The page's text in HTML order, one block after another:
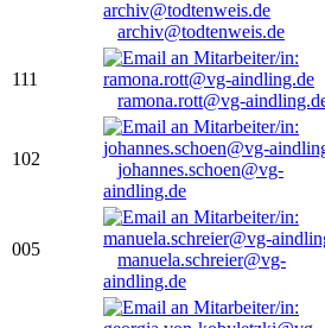
archiv@todtenweis.de
111
ramona.rott@vg-
102
johannes.schoen@vg-
aindling.de
005
manuela.schreier@vg-
aindling.de